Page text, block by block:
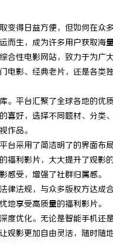
变得日益方便，但如何在
而生，成为许多用户获取海
合性电影网站，致力于为
电影、经典老片，还是各
。平台汇聚了全球各地的
喜好，选择不同题材、分
作品。
台采用了简洁明了的界面
福利影片，大大提升了观
感受，增强了社群归属感。
律法规，与众多版权方达
地享受高质量的福利影片。
度优化。无论是智能手机
观影更加自由灵活，随时随